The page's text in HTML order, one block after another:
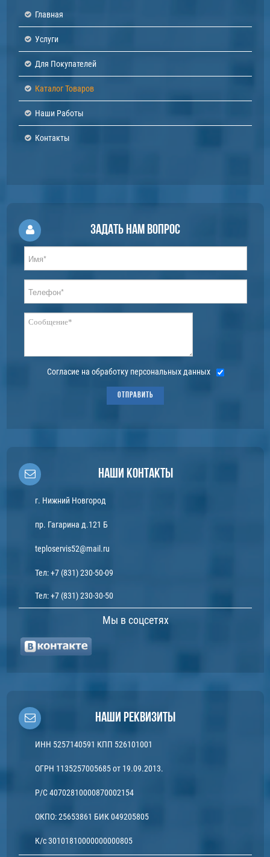
Главная
Услуги
Для Покупателей
Каталог Товаров
Наши Работы
Контакты
Задать нам вопрос
Согласие на обработку персональных данных
ОТПРАВИТЬ
Наши контакты
г. Нижний Новгород
пр. Гагарина д.121 Б
teploservis52@mail.ru
Тел:+7 (831) 230-50-09
Тел:+7 (831) 230-30-50
Мы в соцсетях
Наши реквизиты
ИНН 5257140591 КПП 526101001
ОГРН 1135257005685 от 19.09.2013.
Р/С 40702810000870002154
ОКПО: 25653861 БИК 049205805
К/с 30101810000000000805